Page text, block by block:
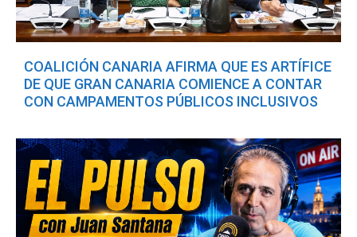
COALICIÓN CANARIA AFIRMA QUE ES ARTÍFICE
DE QUE GRAN CANARIA COMIENCE A CONTAR
CON CAMPAMENTOS PÚBLICOS INCLUSIVOS